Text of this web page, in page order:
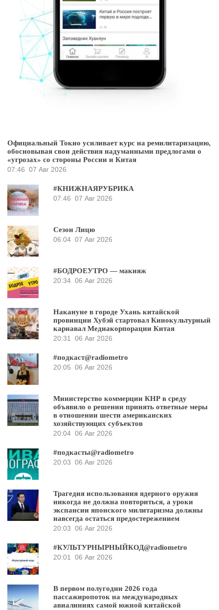
Официальный Токио усиливает курс на ремилитаризацию,
обосновывая свои действия надуманными предлогами о
«угрозах» со стороны России и Китая
07:46 07 Авг 2026
#КНИЖНАЯРУБРИКА
07:46 07 Авг 2026
Сезон Лицю
06:04 07 Авг 2026
#БОДРОЕУТРО — макияж
20:34 06 Авг 2026
Накануне в городе Ухань китайской
провинции Хубэй стартовал Кинокультурный
карнавал Медиакорпорации Китая
20:31
06 Авг 2026
#подкаст@radiometro
20:05 06 Авг 2026
Министерство коммерции КНР в среду
объявило о решении принять ответные меры
в отношении шести американских
хозяйствующих субъектов
20:04 06 Авг 2026
#подкасты@radiometro
20:03 06 Авг 2026
Трагедия использования ядерного оружия
никогда не должна повториться, а уроки
экспансии японского милитаризма должны
навсегда остаться предостережением
20:03 06 Авг 2026
#КУЛЬТУРНЫРНЫЙКОД@radiometro
20:01
06 Авг 2026
В первом полугодии 2026 года
пассажиропоток на международных
авиалиниях самой южной китайской